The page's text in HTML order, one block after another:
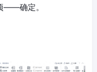
——确定。